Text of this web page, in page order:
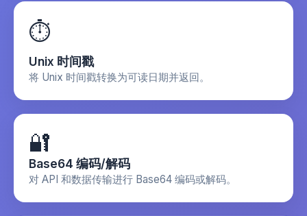
⏱️
Unix 时间戳
将 Unix 时间戳转换为可读日期并返回。
🔐
Base64 编码/解码
对 API 和数据传输进行 Base64 编码或解码。